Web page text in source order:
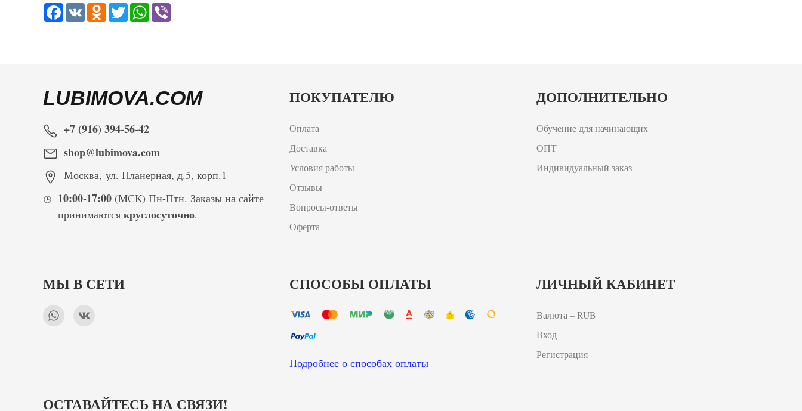
Facebook
VK Odnoklassniki
TwitterWhatsApp
LUBIMOVA.COM
+7 (916) 394-56-42
shop@lubimova.com
Москва, ул. Планерная, д.5, корп.1
10:00-17:00(МСК) Пн-Птн. Заказы на сайте
принимаются круглосуточно.
ПОКУПАТЕЛЮ
Оплата
Доставка
Условия работы
Отзывы
Вопросы-ответы
Оферта
ДОПОЛНИТЕЛЬНО
Обучение для начинающих
ОПТ
Индивидуальный заказ
МЫ В СЕТИ СПОСОБЫ ОПЛАТЫ
Подробнее о способах оплаты
ЛИЧНЫЙ КАБИНЕТ
Валюта – RUB
Вход
Регистрация
ОСТАВАЙТЕСЬ НА СВЯЗИ!